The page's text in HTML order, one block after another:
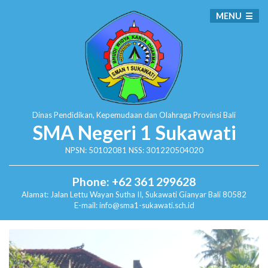
Dinas Pendidikan, Kepemudaan dan Olahraga Provinsi Bali
SMA Negeri 1 Sukawati
NPSN: 50102081 NSS: 301220504020
Phone: +62 361 299628
Alamat: Jalan Lettu Wayan Sutha II, SukawatiGianyar Bali 80582
E-mail: info@sma1-sukawati.sch.id
MENU